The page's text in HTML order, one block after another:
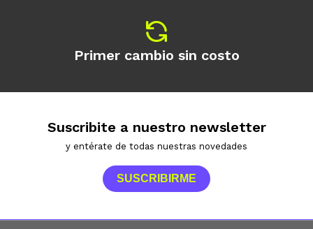
Primer cambio sin costo
Suscribite a nuestro newsletter
y entérate de todas nuestras novedades
SUSCRIBIRME